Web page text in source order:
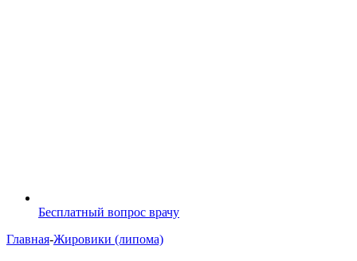
Бесплатный вопрос врачу
Главная-Жировики (липома)